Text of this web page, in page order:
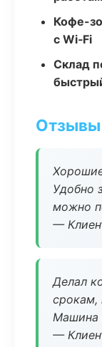
Кофе-
с Wi‑Fi
Склад
Отзывы
Удобно
можно
—
Делал
срокам,
Машина
—